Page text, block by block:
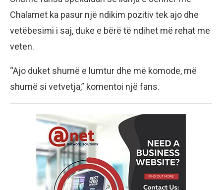
Chalamet ka pasur një ndikim pozitiv tek ajo dhe
vetëbesimi i saj, duke e bërë të ndihet më rehat me
veten.
“Ajo duket shumë e lumtur dhe më komode, më
shumë si vetvetja,” komentoi një fans.